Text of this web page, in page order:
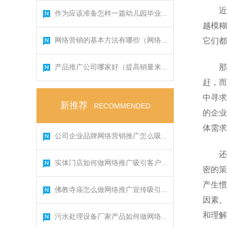
作为应该准备怎样一篇幼儿园毕业...
网络营销的基本方法有哪些（网络...
产品推广公司哪家好（提高销量来...
新推荐 RECOMMENDED
公司企业品牌网络营销推广怎么吸...
实体门店如何做网络推广吸引客户...
佛教寺庙怎么做网络推广宣传吸引...
污水处理设备厂家产品如何做网络...
越模
它们
赶，
中寻
的企
体需
密的
产生
因素
和理